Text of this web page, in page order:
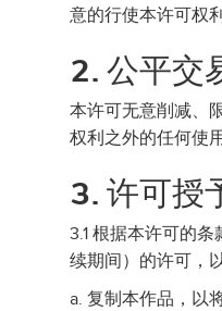
意的行使本许可权
2. 公平交
本许可无意削减、
权利之外的任何使用
3. 许可授
3.1 根据本许可的
续期间）的许可，
a. 复制本作品，以